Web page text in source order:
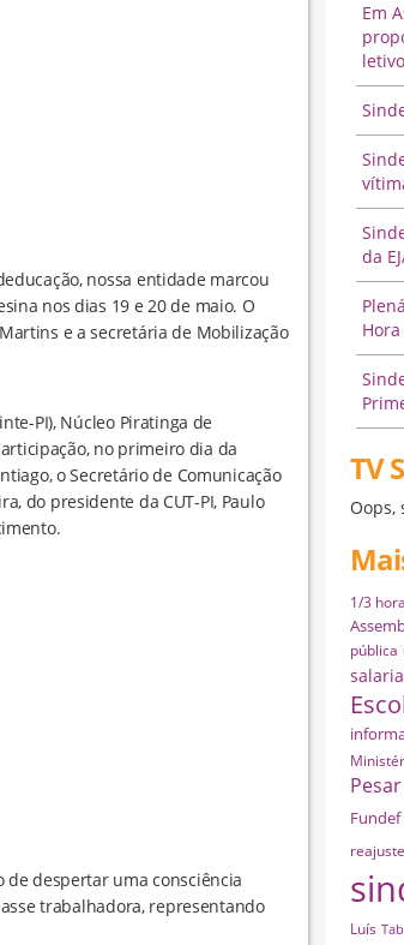
nossa entidade marcou
nos dias 19 e 20 de maio. O
e a secretária de Mobilização
PI), Núcleo Piratinga de
no primeiro dia da
o Secretário de Comunicação
do presidente da CUT-PI, Paulo
de despertar uma consciência
trabalhadora, representando
Em
letivo
da
TV
Oops,
1/3
pública
Pesar
Fundef
reajuste
Luís